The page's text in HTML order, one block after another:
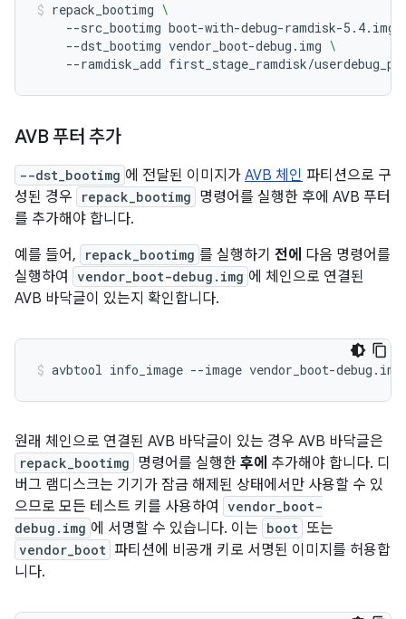
repack_bootimg \
--src_bootimg boot-with-debug-ramdisk-5.4.img
--dst_bootimg vendor_boot-debug.img \
--ramdisk_add first_stage_ramdisk/
AVB 푸터 추가
--dst_bootimg 에 전달된 이미지가 AVB 체인 파티션으로 구
성된 경우
repack_bootimg 명령어를 실행한 후에 AVB 푸터
를 추가해야 합니다.
예를 들어,
repack_bootimg 를 실행하기 전에 다음 명령어를
실행하여
vendor_boot-debug.img 에 체인으로 연결된
AVB 바닥글이 있는지 확인합니다.
avbtool info_image --image vendor_boot-debug.img
원래 체인으로 연결된 AVB 바닥글이 있는 경우 AVB 바닥글은
repack_bootimg 명령어를 실행한 후에 추가해야 합니다. 디
버그 램디스크는 기기가 잠금 해제된 상태에서만 사용할 수 있
으므로 모든 테스트 키를 사용하여
vendor_boot-
debug.img 에 서명할 수 있습니다. 이는 boot 또는
vendor_boot 파티션에 비공개 키로 서명된 이미지를 허용합
니다.